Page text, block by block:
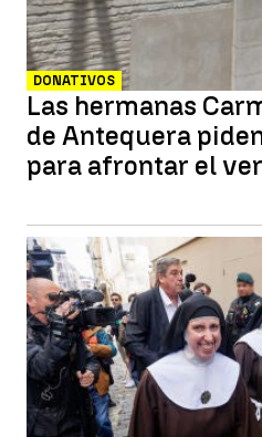
DONATIVOS
Las hermanas
de Antequera
para afrontar el